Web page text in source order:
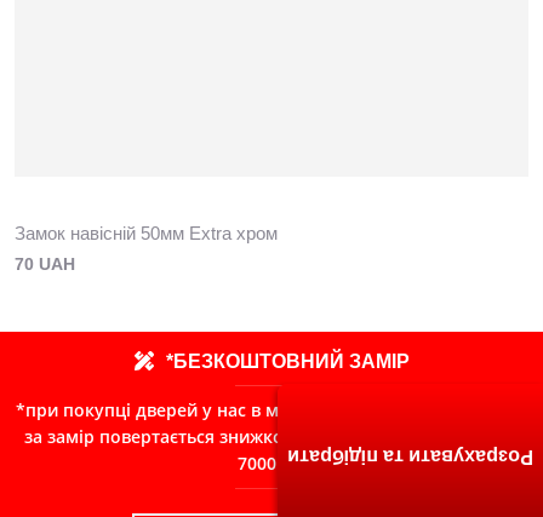
Замок навісній 50мм Extra хром
70 UAH
*БЕЗКОШТОВНИЙ ЗАМІР
*при покупці дверей у нас в магазині, сума сплачена Вами
за замір повертається знижкою в чек при замовленні від
7000грнРозрахувати та підібрати